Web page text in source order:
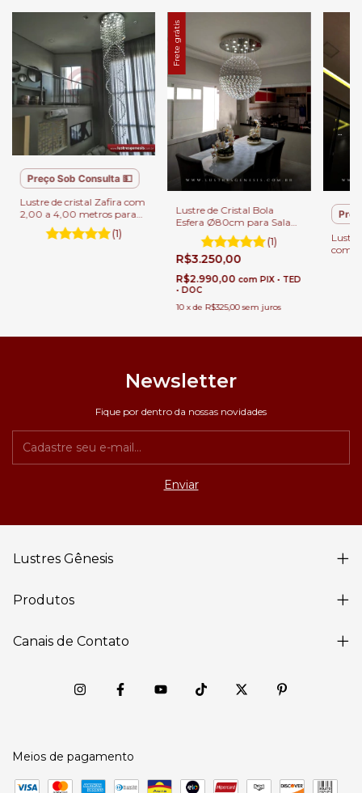
Preço Sob Consulta 💵
Lustre de cristal Zafira com
2,00 a 4,00 metros para
Casa com Pé Direito
Duplo.
(1)
Frete grátis
Lustre de Cristal Bola
Esfera Ø80cm para Sala
de Jantar e Estar
(1)
R$3.250,00
R$2.990,00 com PIX • TED
• DOC
10 xde R$325,00 sem juros
com
Newsletter
Fique por dentro da nossas novidades
Lustres Gênesis
Produtos
Canais de Contato
Meios de pagamento